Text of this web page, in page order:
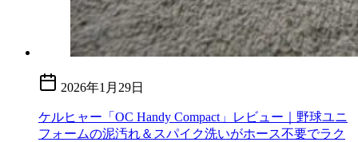
2026年1月29日
ケルヒャー「OC Handy Compact」レビュー｜野球ユニ
フォームの泥汚れ＆スパイク洗いがホース不要でラク